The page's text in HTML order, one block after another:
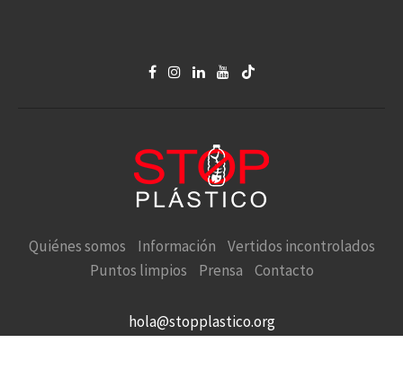
Quiénes somos Información
Vertidos incontrolados
Puntos limpios
Prensa Contacto
hola@stopplastico.org